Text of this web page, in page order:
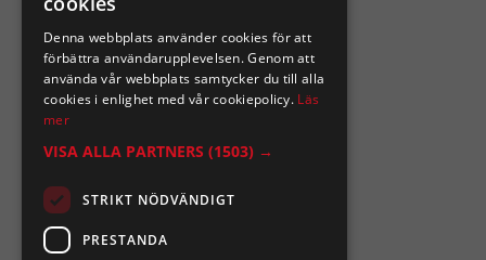
Organisationsnummer 556164-2652
Denna webbplats använder cookies för att
förbättra användarupplevelsen. Genom att
använda vår webbplats samtycker du till alla
cookies i enlighet med vår cookiepolicy. Läs
mer
VISA ALLA PARTNERS (1503) →
STRIKT NÖDVÄNDIGT
PRESTANDA